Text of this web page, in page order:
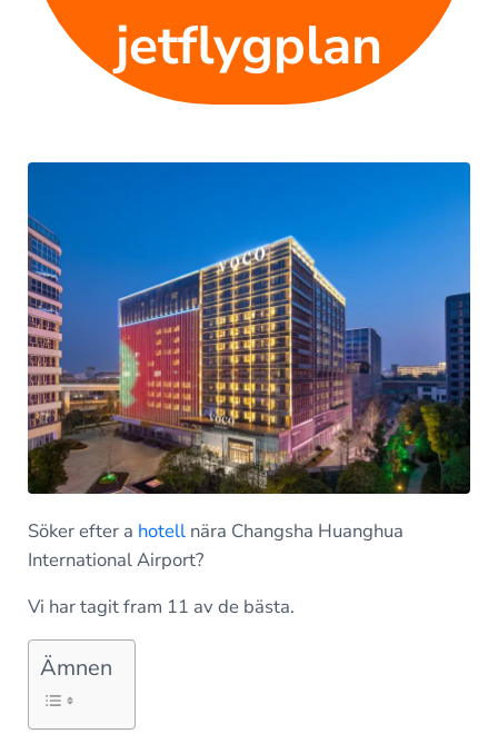
jetflygplan
Söker efter a hotellnära Changsha Huanghua
International Airport?
Vi har tagit fram 11 av de bästa.
Ämnen